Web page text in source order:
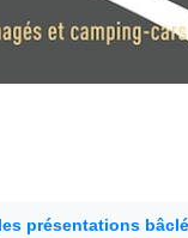
présentations